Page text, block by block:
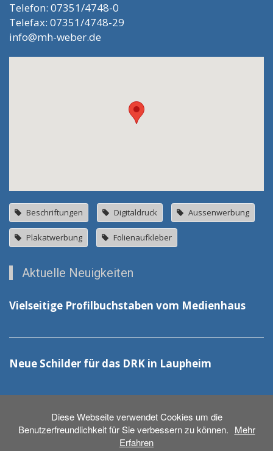
Diese Webseite verwendet Cookies um die
Benutzerfreundlichkeit für Sie verbessern zu können. Mehr
Erfahren
Telefon: 07351/4748-0
Telefax: 07351/4748-29
info@mh-weber.de
Beschriftungen Digitaldruck Aussenwerbung
Plakatwerbung Folienaufkleber
Aktuelle Neuigkeiten
Vielseitige Profilbuchstaben vom Medienhaus
Neue Schilder für das DRK in Laupheim